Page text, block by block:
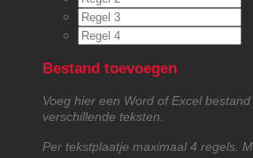
Bestand toevoegen
Voeg hier een Word of Excel
verschillende teksten.
Per tekstplaatje maximaal 4 regels.